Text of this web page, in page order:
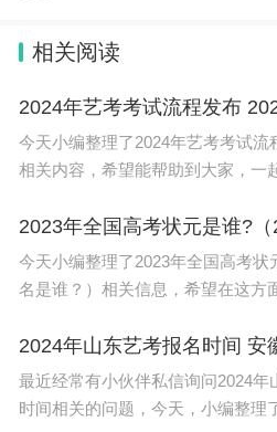
相关阅读
2024年艺考考试流程发布
今天小编整理了2024年艺考考试流
相关内容，希望能帮助到大家，一起来看下吧
159个备
今天小编整理了2023年全国高考状
名是谁？）相关信息，希望在这方面能
分达到惊人的726
2024年山东艺考报名时间 安
最近经常有小伙伴私信询问2024年
时间相关的问题，今天，小编整理